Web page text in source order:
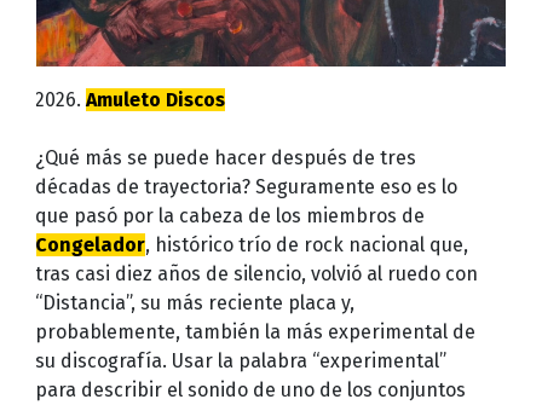
2026. Amuleto Discos
¿Qué más se puede hacer después de tres
décadas de trayectoria? Seguramente eso es lo
que pasó por la cabeza de los miembros de
Congelador, histórico trío de rock nacional que,
tras casi diez años de silencio, volvió al ruedo con
“Distancia”, su más reciente placa y,
probablemente, también la más experimental de
su discografía. Usar la palabra “experimental”
para describir el sonido de uno de los conjuntos